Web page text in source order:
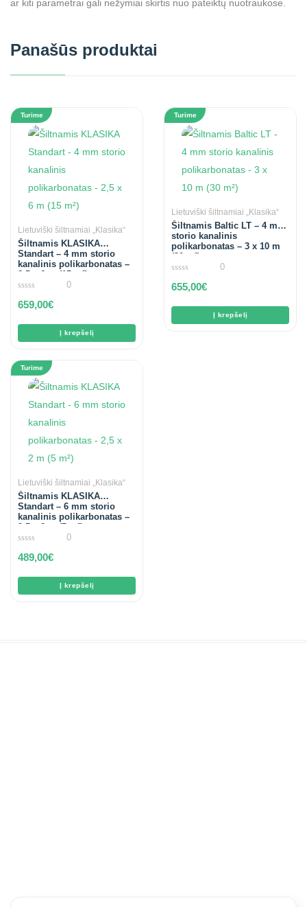
ar kiti parametrai gali nežymiai skirtis nuo pateiktų nuotraukose.
Panašūs produktai
Turime
Lietuviški šiltnamiai „Klasika“
Šiltnamis KLASIKA
Standart – 4 mm storio
kanalinis polikarbonatas –
2,5 x 6 m (15 m²)
out
5
0
659,00€
Į krepšelį
Turime
Lietuviški šiltnamiai „Klasika“
Šiltnamis Baltic LT – 4 mm
storio kanalinis
polikarbonatas – 3 x 10 m
(30 m²)
out
5
0
655,00€
Į krepšelį
Turime
Lietuviški šiltnamiai „Klasika“
Šiltnamis KLASIKA
Standart – 6 mm storio
kanalinis polikarbonatas –
2,5 x 2 m (5 m²)
out
5
0
489,00€
Į krepšelį